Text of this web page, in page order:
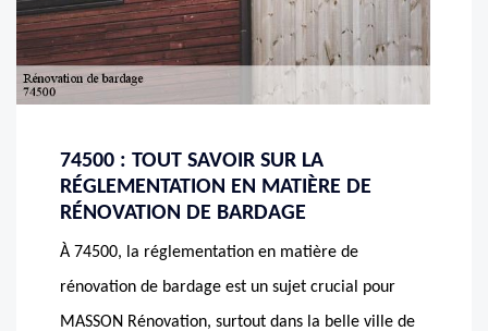
74500 : TOUT SAVOIR SUR LA
RÉGLEMENTATION EN MATIÈRE DE
RÉNOVATION DE BARDAGE
À 74500, la réglementation en matière de
rénovation de bardage est un sujet crucial pour
MASSON Rénovation, surtout dans la belle ville de